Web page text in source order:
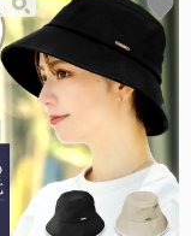
学などのギフトにも。
けます。